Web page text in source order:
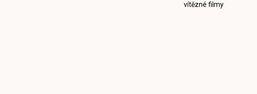
vítězné filmy